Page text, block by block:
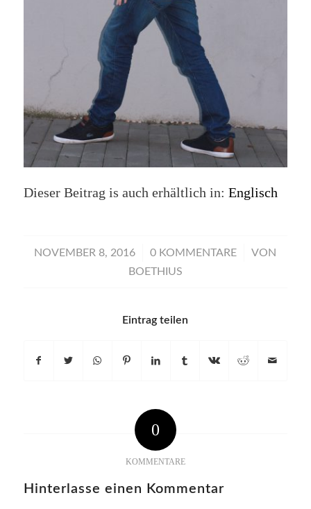
Dieser Beitrag is auch erhältlich in: Englisch
NOVEMBER 8, 2016
/ 0 KOMMENTARE
/
VON
BOETHIUS
Eintrag teilen
0
KOMMENTARE
Hinterlasse einen Kommentar